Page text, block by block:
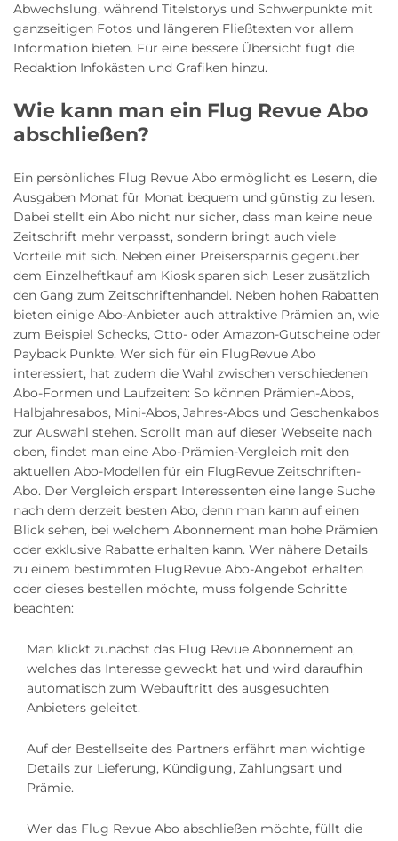
Abwechslung, während Titelstorys und Schwerpunkte mit
ganzseitigen Fotos und längeren Fließtexten vor allem
Information bieten. Für eine bessere Übersicht fügt die
Redaktion Infokästen und Grafiken hinzu.
Wie kann man ein Flug Revue Abo
abschließen?
Ein persönliches Flug Revue Abo ermöglicht es Lesern, die
Ausgaben Monat für Monat bequem und günstig zu lesen.
Dabei stellt ein Abo nicht nur sicher, dass man keine neue
Zeitschrift mehr verpasst, sondern bringt auch viele
Vorteile mit sich. Neben einer Preisersparnis gegenüber
dem Einzelheftkauf am Kiosk sparen sich Leser zusätzlich
den Gang zum Zeitschriftenhandel. Neben hohen Rabatten
bieten einige Abo-Anbieter auch attraktive Prämien an, wie
zum Beispiel Schecks, Otto- oder Amazon-Gutscheine oder
Payback Punkte. Wer sich für ein FlugRevue Abo
interessiert, hat zudem die Wahl zwischen verschiedenen
Abo-Formen und Laufzeiten: So können Prämien-Abos,
Halbjahresabos, Mini-Abos, Jahres-Abos und Geschenkabos
zur Auswahl stehen. Scrollt man auf dieser Webseite nach
oben, findet man eine Abo-Prämien-Vergleich mit den
aktuellen Abo-Modellen für ein FlugRevue Zeitschriften-
Abo. Der Vergleich erspart Interessenten eine lange Suche
nach dem derzeit besten Abo, denn man kann auf einen
Blick sehen, bei welchem Abonnement man hohe Prämien
oder exklusive Rabatte erhalten kann. Wer nähere Details
zu einem bestimmten FlugRevue Abo-Angebot erhalten
oder dieses bestellen möchte, muss folgende Schritte
beachten:
Man klickt zunächst das Flug Revue Abonnement an,
welches das Interesse geweckt hat und wird daraufhin
automatisch zum Webauftritt des ausgesuchten
Anbieters geleitet.
Auf der Bestellseite des Partners erfährt man wichtige
Details zur Lieferung, Kündigung, Zahlungsart und
Prämie.
Wer das Flug Revue Abo abschließen möchte, füllt die